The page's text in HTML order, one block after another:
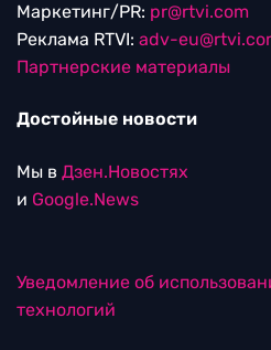
Маркетинг/PR: pr@rtvi.com
Реклама RTVI: adv-
Партнерские материалы
Достойные новости
Мы в Дзен.Новостях
и Google.News
Уведомление об
технологий